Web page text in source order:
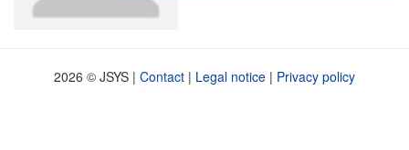
2026 © JSYS | Contact | Legal notice | Privacy policy